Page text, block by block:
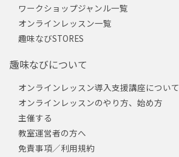
ワークショップジャンル一覧
オンラインレッスン一覧
趣味なびSTORES
趣味なびについて
オンラインレッスン導入支援講座について
オンラインレッスンのやり方、始め方
主催する
教室運営者の方へ
免責事項／利用規約